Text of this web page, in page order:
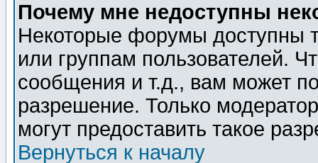
Почему мне недоступны
Некоторые форумы доступны
или группам пользователей.
сообщения и т.д., вам может
разрешение. Только
могут предоставить такое
Вернуться к началу